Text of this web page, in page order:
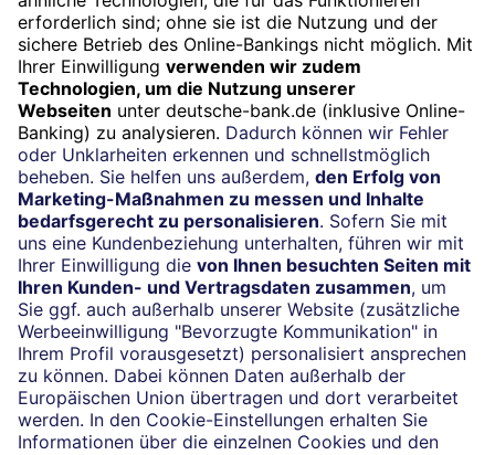
Termin
Beratung vereinbaren
24/7-Kundenservice
(069) 910-100 61